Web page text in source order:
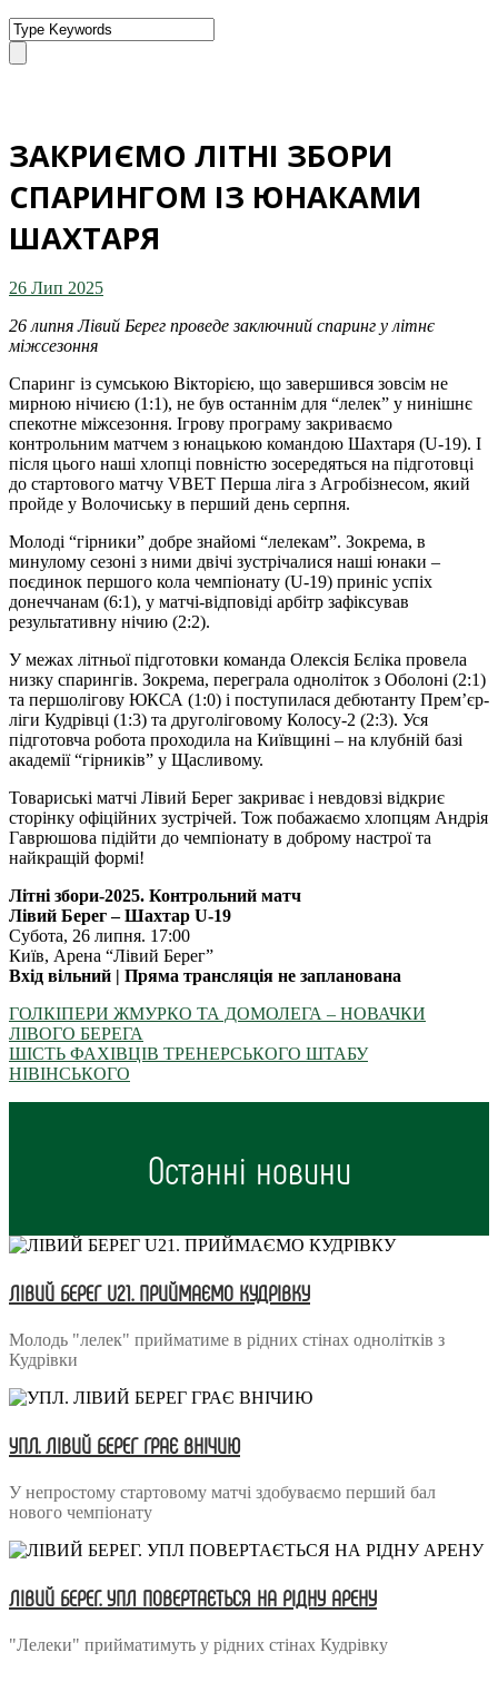
ЗАКРИЄМО ЛІТНІ ЗБОРИ
СПАРИНГОМ ІЗ ЮНАКАМИ
ШАХТАРЯ
26 Лип 2025
26 липня Лівий Берег проведе заключний спаринг у літнє
міжсезоння
Спаринг із сумською Вікторією, що завершився зовсім не
мирною нічиєю (1:1), не був останнім для “лелек” у нинішнє
спекотне міжсезоння. Ігрову програму закриваємо
контрольним матчем з юнацькою командою Шахтаря (U-19). І
після цього наші хлопці повністю зосередяться на підготовці
до стартового матчу VBET Перша ліга з Агробізнесом, який
пройде у Волочиську в перший день серпня.
Молоді “гірники” добре знайомі “лелекам”. Зокрема, в
минулому сезоні з ними двічі зустрічалися наші юнаки –
поєдинок першого кола чемпіонату (U-19) приніс успіх
донеччанам (6:1), у матчі-відповіді арбітр зафіксував
результативну нічию (2:2).
У межах літньої підготовки команда Олексія Бєліка провела
низку спарингів. Зокрема, переграла одноліток з Оболоні (2:1)
та першолігову ЮКСА (1:0) і поступилася дебютанту Прем’єр-
ліги Кудрівці (1:3) та друголіговому Колосу-2 (2:3). Уся
підготовча робота проходила на Київщині – на клубній базі
академії “гірників” у Щасливому.
Товариські матчі Лівий Берег закриває і невдовзі відкриє
сторінку офіційних зустрічей. Тож побажаємо хлопцям Андрія
Гаврюшова підійти до чемпіонату в доброму настрої та
найкращій формі!
Літні збори-2025. Контрольний матч
Лівий Берег – Шахтар U-19
Cубота, 26 липня. 17:00
Київ, Арена “Лівий Берег”
Вхід вільний | Пряма трансляція не запланована
ГОЛКІПЕРИ ЖМУРКО ТА ДОМОЛЕГА – НОВАЧКИ
ЛІВОГО БЕРЕГА
ШІСТЬ ФАХІВЦІВ ТРЕНЕРСЬКОГО ШТАБУ
НІВІНСЬКОГО
Останні новини
ЛІВИЙ БЕРЕГ U21. ПРИЙМАЄМО КУДРІВКУ
Молодь "лелек" прийматиме в рідних стінах однолітків з
Кудрівки
УПЛ. ЛІВИЙ БЕРЕГ ГРАЄ ВНІЧИЮ
У непростому стартовому матчі здобуваємо перший бал
нового чемпіонату
ЛІВИЙ БЕРЕГ. УПЛ ПОВЕРТАЄТЬСЯ НА РІДНУ АРЕНУ
"Лелеки" прийматимуть у рідних стінах Кудрівку